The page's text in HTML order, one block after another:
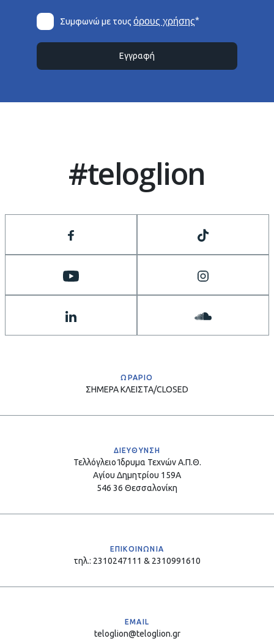
Συμφωνώ με τουςόρους χρήσης*
Εγγραφή
#teloglion
ΩΡΑΡΙΟ
ΣΗΜΕΡΑΚΛΕΙΣΤΑ/CLOSED
ΔΙΕΥΘΥΝΣΗ
Τελλόγλειο Ίδρυμα Τεχνών Α.Π.Θ.
Αγίου Δημητρίου 159Α
546 36 Θεσσαλονίκη
ΕΠΙΚΟΙΝΩΝΙΑ
τηλ.: 2310247111 & 2310991610
EMAIL
teloglion@teloglion.gr